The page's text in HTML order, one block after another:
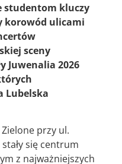
studentom kluczy
korowód ulicami
sceny
Juwenalia 2026
Lubelska
przy ul.
się centrum
z najważniejszych